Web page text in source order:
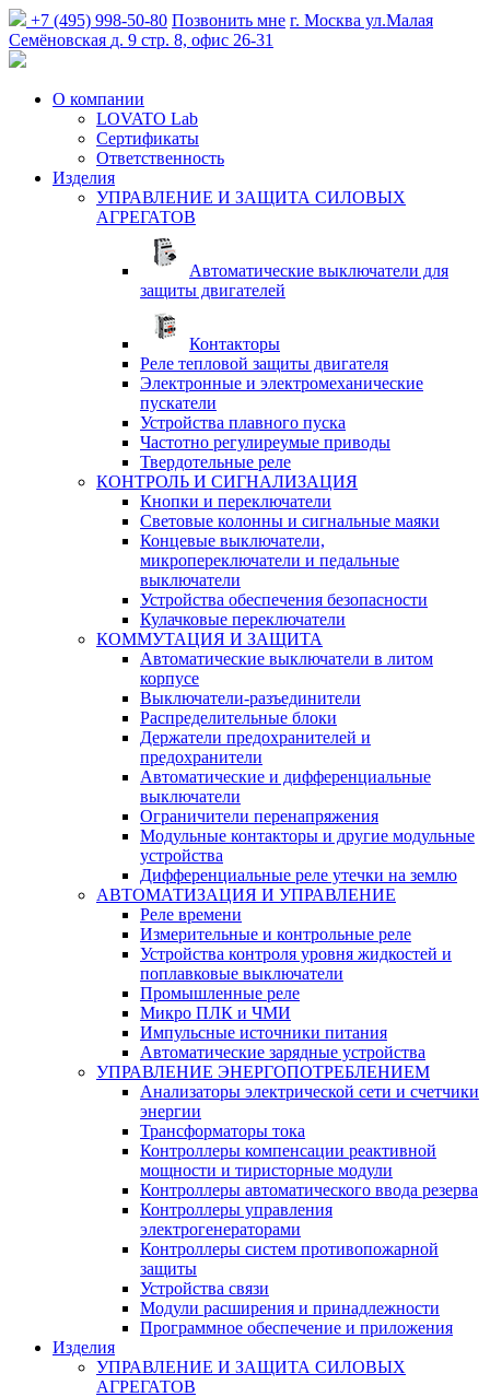
+7 (495) 998-50-80 Позвонить мне г. Москва ул.Малая
Семёновская д. 9 стр. 8, офис 26-31
О компании
LOVATO Lab
Сертификаты
Ответственность
Изделия
УПРАВЛЕНИЕ И ЗАЩИТА СИЛОВЫХ
АГРЕГАТОВ
Автоматические выключатели для
защиты двигателей
Контакторы
Реле тепловой защиты двигателя
Электронные и электромеханические
пускатели
Устройства плавного пуска
Частотно регулиреумые приводы
Твердотельные реле
КОНТРОЛЬ И СИГНАЛИЗАЦИЯ
Кнопки и переключатели
Световые колонны и сигнальные маяки
Концевые выключатели,
микропереключатели и педальные
выключатели
Устройства обеспечения безопасности
Кулачковые переключатели
КОММУТАЦИЯ И ЗАЩИТА
Автоматические выключатели в литом
корпусе
Выключатели-разъединители
Распределительные блоки
Держатели предохранителей и
предохранители
Автоматические и дифференциальные
выключатели
Ограничители перенапряжения
Модульные контакторы и другие модульные
устройства
Дифференциальные реле утечки на землю
АВТОМАТИЗАЦИЯ И УПРАВЛЕНИЕ
Реле времени
Измерительные и контрольные реле
Устройства контроля уровня жидкостей и
поплавковые выключатели
Промышленные реле
Микро ПЛК и ЧМИ
Импульсные источники питания
Автоматические зарядные устройства
УПРАВЛЕНИЕ ЭНЕРГОПОТРЕБЛЕНИЕМ
Анализаторы электрической сети и счетчики
энергии
Трансформаторы тока
Контроллеры компенсации реактивной
мощности и тиристорные модули
Контроллеры автоматического ввода резерва
Контроллеры управления
электрогенераторами
Контроллеры систем противопожарной
защиты
Устройства связи
Модули расширения и принадлежности
Программное обеспечение и приложения
Изделия
УПРАВЛЕНИЕ И ЗАЩИТА СИЛОВЫХ
АГРЕГАТОВ